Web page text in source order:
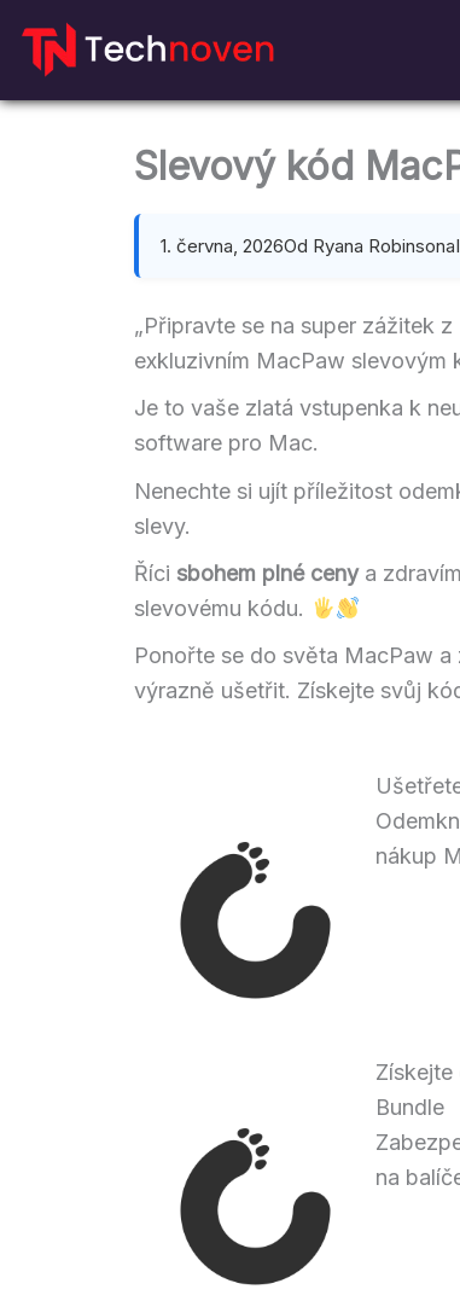
Slevový kód
1. června, 2026Od Ryana Robinsona
„Připravte se na super zážitek
exkluzivním MacPaw slevovým
Je to vaše zlatá vstupenka k
software pro Mac.
Nenechte si ujít příležitost
slevy.
Říci sbohem plné cenya
slevovému kódu.
Ponořte se do světa MacPaw
výrazně ušetřit. Získejte svůj
nákup
Získejte
Bundle
na